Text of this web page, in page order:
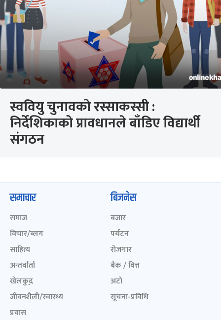
स्ववियु चुनावको रस्साकस्सी :
निर्देशिकाको प्रावधानले बाँडिए विद्यार्थी
संगठन
समाचार
समाज
विचार/ब्लग
साहित्य
अन्तर्वार्ता
खेलकुद़़
जीवनशैली/स्वास्थ्य
प्रवास
बिजनेस
बजार
पर्यटन
रोजगार
बैंक / वित्त
अटो
सूचना-प्रविधि